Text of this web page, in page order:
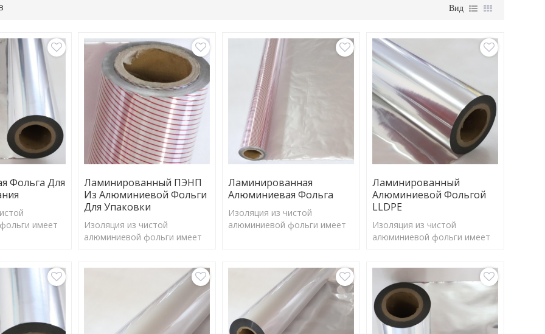
Вид
Фольга Для
имеет
и
Ламинированный ПЭНП
Из Алюминиевой Фольги
Для Упаковки
Изоляция из чистой
алюминиевой фольги имеет
отражать большую часть
солнечной энергии и
барьерного излучения.
Ламинированная
Алюминиевая Фольга
Изоляция из чистой
алюминиевой фольги имеет
солнечной энергии и
барьерного излучения.
Ламинированный
Алюминиевой Фольгой
LLDPE
Изоляция из чистой
алюминиевой фольги имеет
отражать большую часть
солнечной энергии и
барьерного излучения.